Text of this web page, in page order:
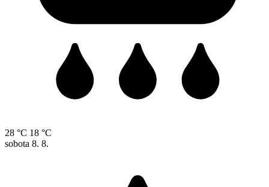
28 °C 18 °C
sobota 8. 8.